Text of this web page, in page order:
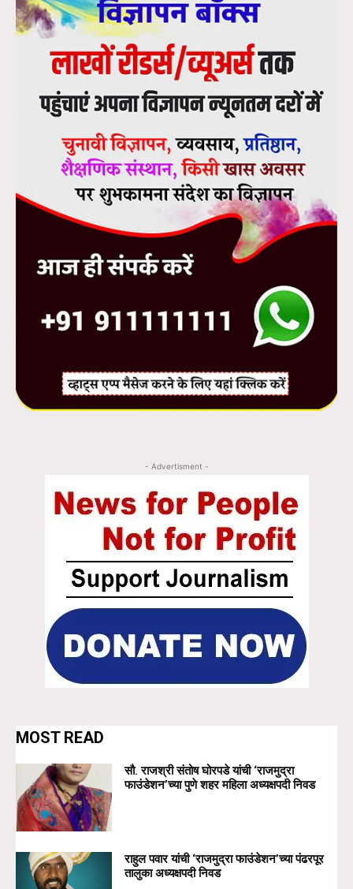
- Advertisment -
MOST READ
सौ. राजश्री संतोष घोरपडे यांची ‘राजमुद्रा
फाउंडेशन’च्या पुणे शहर महिला अध्यक्षपदी निवड
राहुल पवार यांची ‘राजमुद्रा फाउंडेशन’च्या पंढरपूर
तालुका अध्यक्षपदी निवड